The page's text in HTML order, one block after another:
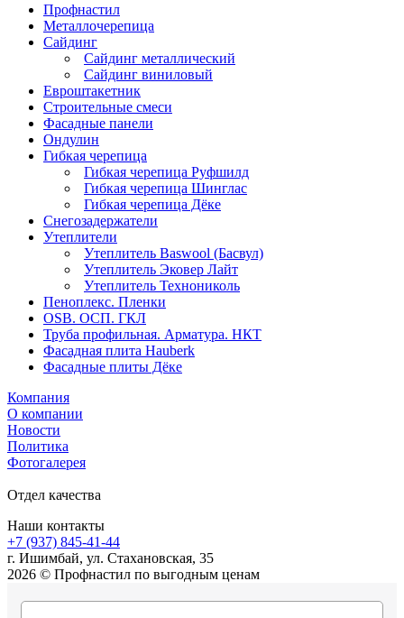
Профнастил
Металлочерепица
Сайдинг
Сайдинг металлический
Сайдинг виниловый
Евроштакетник
Строительные смеси
Фасадные панели
Ондулин
Гибкая черепица
Гибкая черепица Руфшилд
Гибкая черепица Шинглас
Гибкая черепица Дёке
Снегозадержатели
Утеплители
Утеплитель Baswool (Басвул)
Утеплитель Эковер Лайт
Утеплитель Технониколь
Пеноплекс. Пленки
OSB. ОСП. ГКЛ
Труба профильная. Арматура. НКТ
Фасадная плита Hauberk
Фасадные плиты Дёке
Компания
О компании
Новости
Политика
Фотогалерея
Отдел качества
Наши контакты
+7 (937) 845-41-44
г. Ишимбай, ул. Стахановская, 35
2026 © Профнастил по выгодным ценам